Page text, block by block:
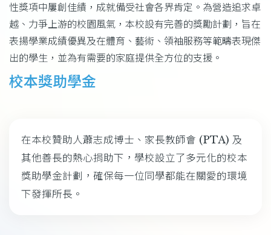
性獎項中屢創佳績，成就備受社會各界肯定。為營造追求卓
越、力爭上游的校園風氣，本校設有完善的獎勵計劃，旨在
表揚學業成績優異及在體育、藝術、領袖服務等範疇表現傑
出的學生，並為有需要的家庭提供全方位的支援。
校本獎助學金
在本校贊助人蕭志成博士、家長教師會 (PTA) 及
其他善長的熱心捐助下，學校設立了多元化的校本
獎助學金計劃，確保每一位同學都能在關愛的環境
下發揮所長。